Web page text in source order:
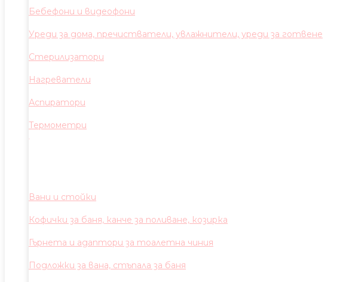
Бебефони и видеофони
Уреди за дома, пречистватели, увлажнители, уреди за готвене
Стерилизатори
Нагреватели
Аспиратори
Термометри
Вани и стойки
Кофички за баня, канче за поливане, козирка
Гърнета и адаптори за тоалетна чиния
Подложки за вана, стъпала за баня